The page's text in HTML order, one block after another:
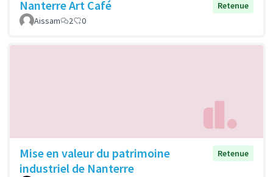
Nanterre Art Café
Retenue
Aissam
2 0
Mise en valeur du patrimoine
industriel de Nanterre
Retenue